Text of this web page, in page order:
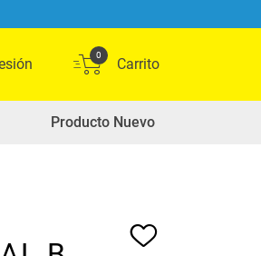
0
Producto Nuevo